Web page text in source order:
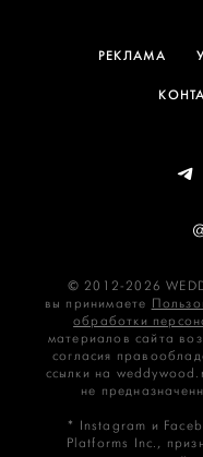
РЕКЛАМА
© 2012-2026
вы принимаете
обработки
материалов сайта
согласия
ссылки на
не
* Instagram и
Platforms Inc.,